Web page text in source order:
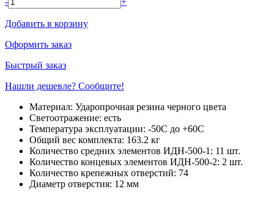
Добавить в корзину
Оформить заказ
Быстрый заказ
Нашли дешевле? Сообщите!
Материал: Ударопрочная резина черного цвета
Светоотражение: есть
Температура эксплуатации: -50С до +60С
Общий вес комплекта: 163.2 кг
Количество средних элементов ИДН-500-1: 11 шт.
Количество концевых элементов ИДН-500-2: 2 шт.
Количество крепежных отверстий: 74
Диаметр отверстия: 12 мм